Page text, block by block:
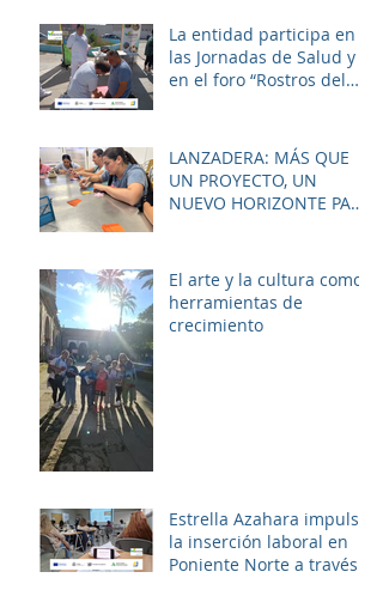
zona.
La entidad participa en
las Jornadas de Salud y
en el foro “Rostros del
para mejorar la
empleabilidad y el
bienestar de la zona.
LANZADERA: MÁS QUE
UN PROYECTO, UN
NUEVO HORIZONTE PARA
El arte y la cultura como
herramientas de
crecimiento
Estrella Azahara impulsa
la inserción laboral en
Poniente Norte a través